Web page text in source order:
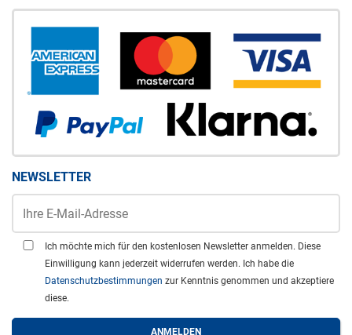
NEWSLETTER
Ich möchte mich für den kostenlosen Newsletter anmelden. Diese
Einwilligung kann jederzeit widerrufen werden. Ich habe die
Datenschutzbestimmungen zur Kenntnis genommen und akzeptiere
diese.